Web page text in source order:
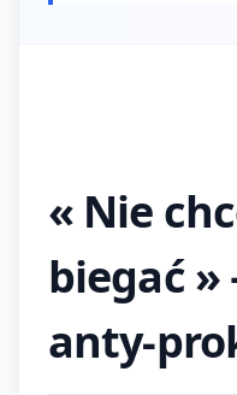
« Nie
biegać
anty-